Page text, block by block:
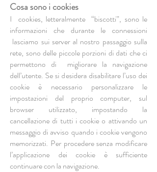
Cosa sono i cookies
I cookies, letteralmente “biscotti”, sono le
informazioni che durante le connessioni
lasciamo sui server al nostro passaggio sulla
rete, sono delle piccole porzioni di dati che ci
permettono di migliorare la navigazione
dell’utente. Se si desidera disabilitare l’uso dei
cookie è necessario personalizzare le
impostazioni del proprio computer, sul
browser utilizzato, impostando la
cancellazione di tutti i cookie o attivando un
messaggio di avviso quando i cookie vengono
memorizzati. Per procedere senza modificare
l’applicazione dei cookie è sufficiente
continuare con la navigazione.